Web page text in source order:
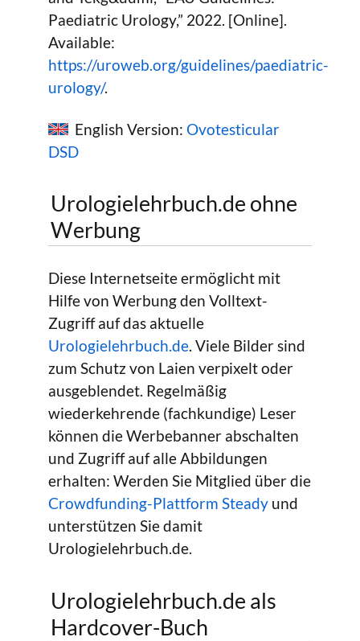
Paediatric Urology,” 2022. [Online].
Available:
https://uroweb.org/guidelines/paediatric-
urology/.
English Version: Ovotesticular
DSD
Urologielehrbuch.de ohne
Werbung
Diese Internetseite ermöglicht mit
Hilfe von Werbung den Volltext-
Zugriff auf das aktuelle
Urologielehrbuch.de. Viele Bilder sind
zum Schutz von Laien verpixelt oder
ausgeblendet. Regelmäßig
wiederkehrende (fachkundige) Leser
können die Werbebanner abschalten
und Zugriff auf alle Abbildungen
erhalten: Werden Sie Mitglied über die
Crowdfunding-Plattform Steady und
unterstützen Sie damit
Urologielehrbuch.de.
Urologielehrbuch.de als
Hardcover-Buch